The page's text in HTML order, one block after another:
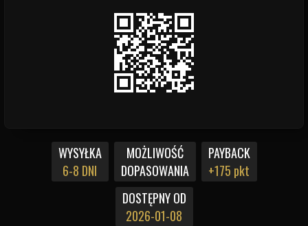
WYSYŁKA
6-8 DNI
MOŻLIWOŚĆ
DOPASOWANIA
PAYBACK
+175 pkt
DOSTĘPNY OD
2026-01-08